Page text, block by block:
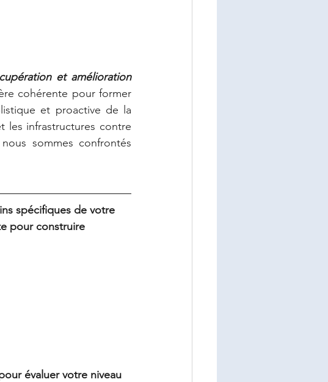
et amélioration
cohérente pour former
et proactive de la
les infrastructures contre
sommes confrontés
spécifiques de votre
pour construire
évaluer votre niveau